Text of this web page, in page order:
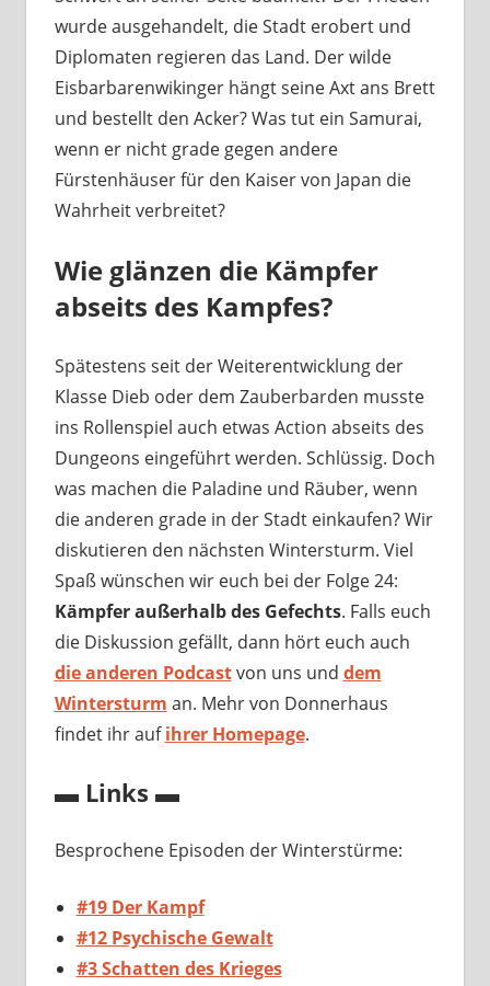
wurde ausgehandelt, die Stadt erobert und
Diplomaten regieren das Land. Der wilde
Eisbarbarenwikinger hängt seine Axt ans Brett
und bestellt den Acker? Was tut ein Samurai,
wenn er nicht grade gegen andere
Fürstenhäuser für den Kaiser von Japan die
Wahrheit verbreitet?
Wie glänzen die Kämpfer
abseits des Kampfes?
Spätestens seit der Weiterentwicklung der
Klasse Dieb oder dem Zauberbarden musste
ins Rollenspiel auch etwas Action abseits des
Dungeons eingeführt werden. Schlüssig. Doch
was machen die Paladine und Räuber, wenn
die anderen grade in der Stadt einkaufen? Wir
diskutieren den nächsten Wintersturm. Viel
Spaß wünschen wir euch bei der Folge 24:
Kämpfer außerhalb des Gefechts. Falls euch
die Diskussion gefällt, dann hört euch auch
die anderen Podcastvon uns und dem
Wintersturm an. Mehr von Donnerhaus
findet ihr aufihrer Homepage.
▬ Links ▬
Besprochene Episoden der Winterstürme:
#19 Der Kampf
#12 Psychische Gewalt
#3 Schatten des Krieges